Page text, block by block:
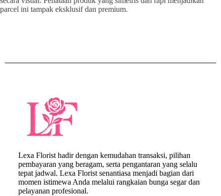
parcel ini tampak eksklusif dan premium.
Lexa Florist hadir dengan kemudahan transaksi, pilihan
pembayaran yang beragam, serta pengantaran yang selalu
tepat jadwal. Lexa Florist senantiasa menjadi bagian dari
momen istimewa Anda melalui rangkaian bunga segar dan
pelayanan profesional.